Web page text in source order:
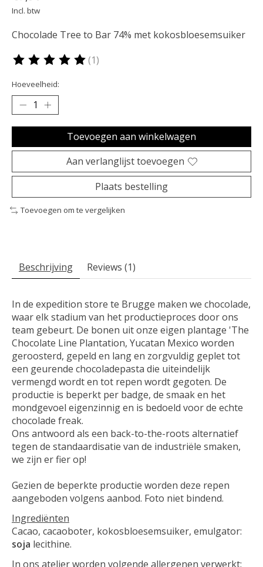
Incl. btw
Chocolade Tree to Bar 74% met kokosbloesemsuiker
De beoordeling van dit product is
(1)
Hoeveelheid:
Toevoegen aan winkelwagen
Aan verlanglijst toevoegen
Plaats bestelling
Toevoegen om te vergelijken
Beschrijving Reviews (1)
In de expedition store te Brugge maken we chocolade,
waar elk stadium van het productieproces door ons
team gebeurt. De bonen uit onze eigen plantage 'The
Chocolate Line Plantation, Yucatan Mexico worden
geroosterd, gepeld en lang en zorgvuldig geplet tot
een geurende chocoladepasta die uiteindelijk
vermengd wordt en tot repen wordt gegoten. De
productie is beperkt per badge, de smaak en het
mondgevoel eigenzinnig en is bedoeld voor de echte
chocolade freak.
Ons antwoord als een back-to-the-roots alternatief
tegen de standaardisatie van de industriële smaken,
we zijn er fier op!
Gezien de beperkte productie worden deze repen
aangeboden volgens aanbod. Foto niet bindend.
Ingrediënten
Cacao, cacaoboter, kokosbloesemsuiker, emulgator:
soja lecithine.
In ons atelier worden volgende allergenen verwerkt: